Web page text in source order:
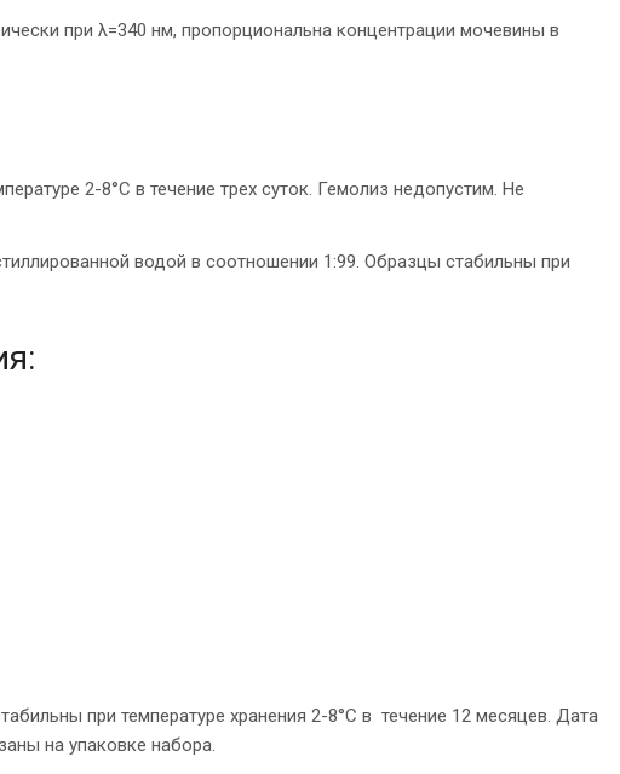
при λ=340 нм, пропорциональна концентрации мочевины в
2-8°С в течение трех суток. Гемолиз недопустим. Не
водой в соотношении 1:99. Образцы стабильны при
при температуре хранения 2-8°С в течение 12 месяцев. Дата
на упаковке набора.